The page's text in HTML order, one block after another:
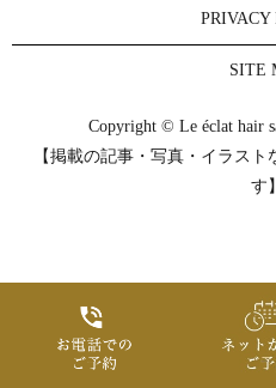
PRIVACY
SITE
Copyright © Le éclat hair
【掲載の記事・写真・イラス
す】